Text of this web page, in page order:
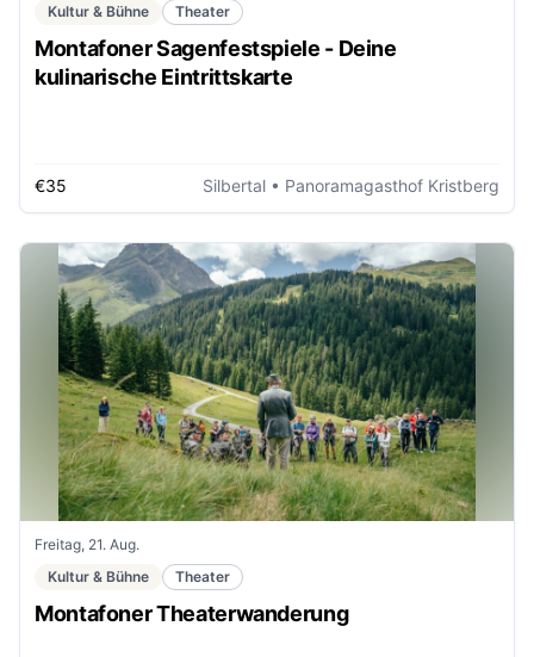
Kultur & Bühne
Theater
Montafoner Sagenfestspiele - Deine
kulinarische Eintrittskarte
€35 Silbertal • Panoramagasthof Kristberg
Freitag, 21. Aug.
Kultur & Bühne
Theater
Montafoner Theaterwanderung